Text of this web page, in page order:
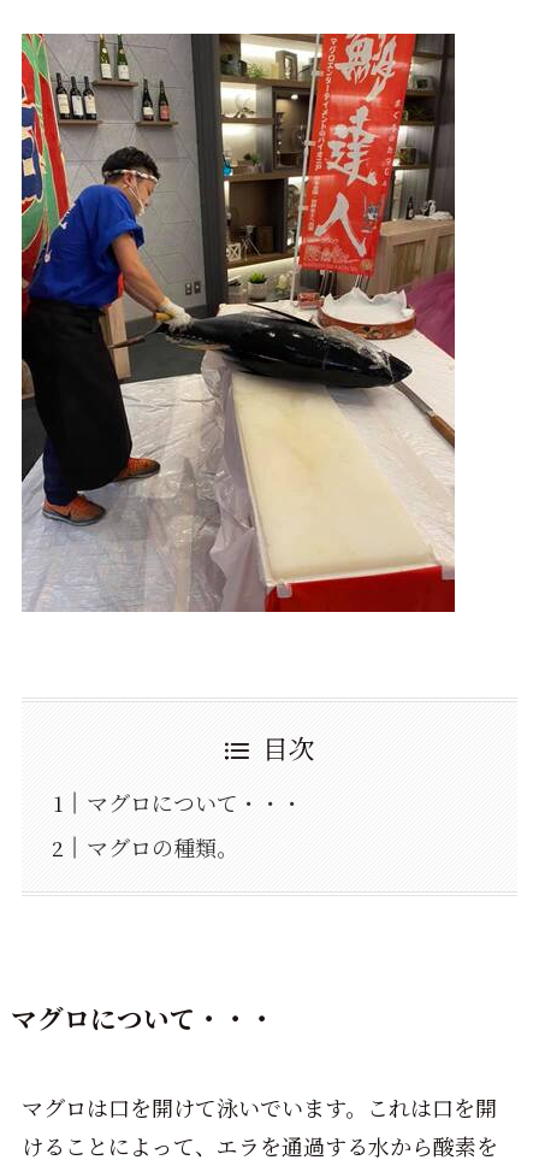
目次
マグロについて・・・
マグロの種類。
マグロについて・・・
マグロは口を開けて泳いでいます。これは口を開
けることによって、エラを通過する水から酸素を